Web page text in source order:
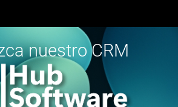
nuestro CRM